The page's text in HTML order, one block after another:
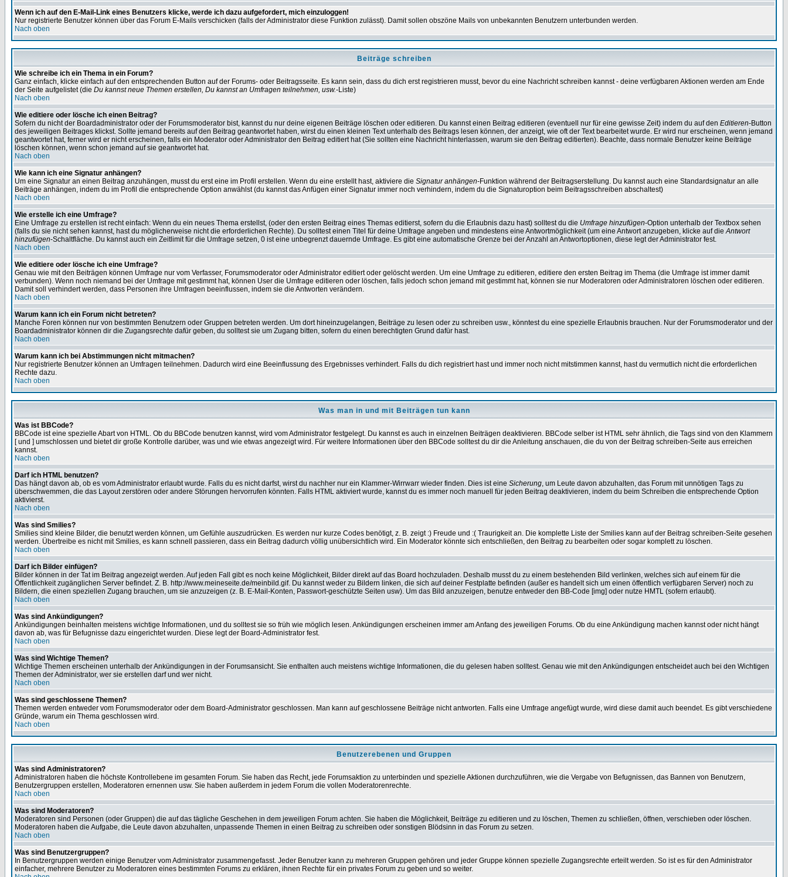
Wenn ich auf den E-Mail-Link eines Benutzers klicke, werde ich dazu aufgefordert, mich einzuloggen!
Nur registrierte Benutzer können über das Forum E-Mails verschicken (falls der Administrator diese Funktion zulässt). Damit sollen obszöne Mails von unbekannten Benutzern unterbunden werden.
Nach oben
Beiträge schreiben
Wie schreibe ich ein Thema in ein Forum?
Ganz einfach, klicke einfach auf den entsprechenden Button auf der Forums- oder Beitragsseite. Es kann sein, dass du dich erst registrieren musst, bevor du eine Nachricht schreiben kannst - deine verfügbaren Aktionen werden am Ende
der Seite aufgelistet (die Du kannst neue Themen erstellen, Du kannst an Umfragen teilnehmen, usw.-Liste)
Nach oben
Wie editiere oder lösche ich einen Beitrag?
Sofern du nicht der Boardadministrator oder der Forumsmoderator bist, kannst du nur deine eigenen Beiträge löschen oder editieren. Du kannst einen Beitrag editieren (eventuell nur für eine gewisse Zeit) indem du auf den Editieren-Button
des jeweiligen Beitrages klickst. Sollte jemand bereits auf den Beitrag geantwortet haben, wirst du einen kleinen Text unterhalb des Beitrags lesen können, der anzeigt, wie oft der Text bearbeitet wurde. Er wird nur erscheinen, wenn jemand
geantwortet hat, ferner wird er nicht erscheinen, falls ein Moderator oder Administrator den Beitrag editiert hat (Sie sollten eine Nachricht hinterlassen, warum sie den Beitrag editierten). Beachte, dass normale Benutzer keine Beiträge
löschen können, wenn schon jemand auf sie geantwortet hat.
Nach oben
Wie kann ich eine Signatur anhängen?
Um eine Signatur an einen Beitrag anzuhängen, musst du erst eine im Profil erstellen. Wenn du eine erstellt hast, aktiviere die Signatur anhängen-Funktion während der Beitragserstellung. Du kannst auch eine Standardsignatur an alle
Beiträge anhängen, indem du im Profil die entsprechende Option anwählst (du kannst das Anfügen einer Signatur immer noch verhindern, indem du die Signaturoption beim Beitragsschreiben abschaltest)
Nach oben
Wie erstelle ich eine Umfrage?
Eine Umfrage zu erstellen ist recht einfach: Wenn du ein neues Thema erstellst, (oder den ersten Beitrag eines Themas editierst, sofern du die Erlaubnis dazu hast) solltest du die Umfrage hinzufügen-Option unterhalb der Textbox sehen
(falls du sie nicht sehen kannst, hast du möglicherweise nicht die erforderlichen Rechte). Du solltest einen Titel für deine Umfrage angeben und mindestens eine Antwortmöglichkeit (um eine Antwort anzugeben, klicke auf dieAntwort
hinzufügen-Schaltfläche. Du kannst auch ein Zeitlimit für die Umfrage setzen, 0 ist eine unbegrenzt dauernde Umfrage. Es gibt eine automatische Grenze bei der Anzahl an Antwortoptionen, diese legt der Administrator fest.
Nach oben
Wie editiere oder lösche ich eine Umfrage?
Genau wie mit den Beiträgen können Umfrage nur vom Verfasser, Forumsmoderator oder Administrator editiert oder gelöscht werden. Um eine Umfrage zu editieren, editiere den ersten Beitrag im Thema (die Umfrage ist immer damit
verbunden). Wenn noch niemand bei der Umfrage mit gestimmt hat, können User die Umfrage editieren oder löschen, falls jedoch schon jemand mit gestimmt hat, können sie nur Moderatoren oder Administratoren löschen oder editieren.
Damit soll verhindert werden, dass Personen ihre Umfragen beeinflussen, indem sie die Antworten verändern.
Nach oben
Warum kann ich ein Forum nicht betreten?
Manche Foren können nur von bestimmten Benutzern oder Gruppen betreten werden. Um dort hineinzugelangen, Beiträge zu lesen oder zu schreiben usw., könntest du eine spezielle Erlaubnis brauchen. Nur der Forumsmoderator und der
Boardadministrator können dir die Zugangsrechte dafür geben, du solltest sie um Zugang bitten, sofern du einen berechtigten Grund dafür hast.
Nach oben
Warum kann ich bei Abstimmungen nicht mitmachen?
Nur registrierte Benutzer können an Umfragen teilnehmen. Dadurch wird eine Beeinflussung des Ergebnisses verhindert. Falls du dich registriert hast und immer noch nicht mitstimmen kannst, hast du vermutlich nicht die erforderlichen
Rechte dazu.
Nach oben
Was man in und mit Beiträgen tun kann
Was ist BBCode?
BBCode ist eine spezielle Abart von HTML. Ob du BBCode benutzen kannst, wird vom Administrator festgelegt. Du kannst es auch in einzelnen Beiträgen deaktivieren. BBCode selber ist HTML sehr ähnlich, die Tags sind von den Klammern
[ und ] umschlossen und bietet dir große Kontrolle darüber, was und wie etwas angezeigt wird. Für weitere Informationen über den BBCode solltest du dir die Anleitung anschauen, die du von der Beitrag schreiben-Seite aus erreichen
kannst.
Nach oben
Darf ich HTML benutzen?
Das hängt davon ab, ob es vom Administrator erlaubt wurde. Falls du es nicht darfst, wirst du nachher nur ein Klammer-Wirrwarr wieder finden. Dies ist eine Sicherung, um Leute davon abzuhalten, das Forum mit unnötigen Tags zu
überschwemmen, die das Layout zerstören oder andere Störungen hervorrufen könnten. Falls HTML aktiviert wurde, kannst du es immer noch manuell für jeden Beitrag deaktivieren, indem du beim Schreiben die entsprechende Option
aktivierst.
Nach oben
Was sind Smilies?
Smilies sind kleine Bilder, die benutzt werden können, um Gefühle auszudrücken. Es werden nur kurze Codes benötigt, z. B. zeigt :) Freude und :( Traurigkeit an. Die komplette Liste der Smilies kann auf der Beitrag schreiben-Seite gesehen
werden. Übertreibe es nicht mit Smilies, es kann schnell passieren, dass ein Beitrag dadurch völlig unübersichtlich wird. Ein Moderator könnte sich entschließen, den Beitrag zu bearbeiten oder sogar komplett zu löschen.
Nach oben
Darf ich Bilder einfügen?
Bilder können in der Tat im Beitrag angezeigt werden. Auf jeden Fall gibt es noch keine Möglichkeit, Bilder direkt auf das Board hochzuladen. Deshalb musst du zu einem bestehenden Bild verlinken, welches sich auf einem für die
Öffentlichkeit zugänglichen Server befindet. Z. B. http://www.meineseite.de/meinbild.gif. Du kannst weder zu Bildern linken, die sich auf deiner Festplatte befinden (außer es handelt sich um einen öffentlich verfügbaren Server) noch zu
Bildern, die einen speziellen Zugang brauchen, um sie anzuzeigen (z. B. E-Mail-Konten, Passwort-geschützte Seiten usw). Um das Bild anzuzeigen, benutze entweder den BB-Code [img] oder nutze HMTL (sofern erlaubt).
Nach oben
Was sind Ankündigungen?
Ankündigungen beinhalten meistens wichtige Informationen, und du solltest sie so früh wie möglich lesen. Ankündigungen erscheinen immer am Anfang des jeweiligen Forums. Ob du eine Ankündigung machen kannst oder nicht hängt
davon ab, was für Befugnisse dazu eingerichtet wurden. Diese legt der Board-Administrator fest.
Nach oben
Was sind Wichtige Themen?
Wichtige Themen erscheinen unterhalb der Ankündigungen in der Forumsansicht. Sie enthalten auch meistens wichtige Informationen, die du gelesen haben solltest. Genau wie mit den Ankündigungen entscheidet auch bei den Wichtigen
Themen der Administrator, wer sie erstellen darf und wer nicht.
Nach oben
Was sind geschlossene Themen?
Themen werden entweder vom Forumsmoderator oder dem Board-Administrator geschlossen. Man kann auf geschlossene Beiträge nicht antworten. Falls eine Umfrage angefügt wurde, wird diese damit auch beendet. Es gibt verschiedene
Gründe, warum ein Thema geschlossen wird.
Nach oben
Benutzerebenen und Gruppen
Was sind Administratoren?
Administratoren haben die höchste Kontrollebene im gesamten Forum. Sie haben das Recht, jede Forumsaktion zu unterbinden und spezielle Aktionen durchzuführen, wie die Vergabe von Befugnissen, das Bannen von Benutzern,
Benutzergruppen erstellen, Moderatoren ernennen usw. Sie haben außerdem in jedem Forum die vollen Moderatorenrechte.
Nach oben
Was sind Moderatoren?
Moderatoren sind Personen (oder Gruppen) die auf das tägliche Geschehen in dem jeweiligen Forum achten. Sie haben die Möglichkeit, Beiträge zu editieren und zu löschen, Themen zu schließen, öffnen, verschieben oder löschen.
Moderatoren haben die Aufgabe, die Leute davon abzuhalten, unpassende Themen in einen Beitrag zu schreiben oder sonstigen Blödsinn in das Forum zu setzen.
Nach oben
Was sind Benutzergruppen?
In Benutzergruppen werden einige Benutzer vom Administrator zusammengefasst. Jeder Benutzer kann zu mehreren Gruppen gehören und jeder Gruppe können spezielle Zugangsrechte erteilt werden. So ist es für den Administrator
einfacher, mehrere Benutzer zu Moderatoren eines bestimmten Forums zu erklären, ihnen Rechte für ein privates Forum zu geben und so weiter.